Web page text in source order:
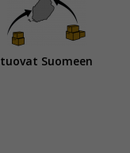
tuovat Suomeen